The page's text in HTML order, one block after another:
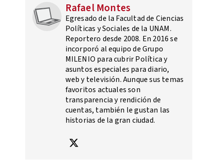
Rafael Montes
Egresado de la Facultad de Ciencias
Políticas y Sociales de la UNAM.
Reportero desde 2008. En 2016 se
incorporó al equipo de Grupo
MILENIO para cubrir Política y
asuntos especiales para diario,
web y televisión. Aunque sus temas
favoritos actuales son
transparencia y rendición de
cuentas, también le gustan las
historias de la gran ciudad.